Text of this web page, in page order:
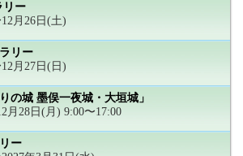
リー
月26日(土)
リー
月27日(日)
の城 墨俣一夜城・大垣城」
月28日(月) 9:00〜17:00
ー